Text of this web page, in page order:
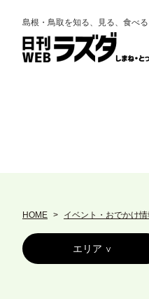
島根・鳥取を知る、見る、食べ
HOME イベント・おでかけ
エリア